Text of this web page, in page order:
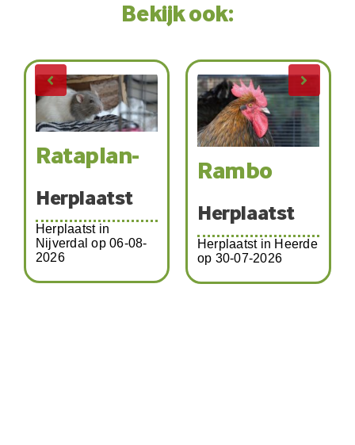
Bekijk ook:
Rataplan-
Herplaatst
Herplaatst in
Nijverdal op 06-08-
2026
Rambo
Herplaatst
Herplaatst in Heerde
op 30-07-2026